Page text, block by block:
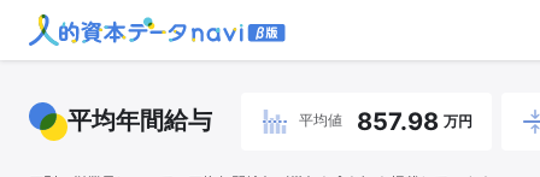
平均年間給与 平均値 857.98 万円